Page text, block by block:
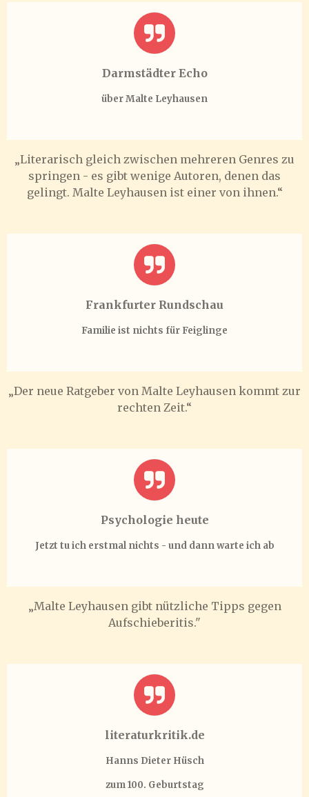
Darmstädter Echo
über Malte Leyhausen
„Literarisch gleich zwischen mehreren Genres zu
springen - es gibt wenige Autoren, denen das
gelingt. Malte Leyhausen ist einer von ihnen.“
Frankfurter Rundschau
Familie ist nichts für Feiglinge
„Der neue Ratgeber von Malte Leyhausen kommt zur
rechten Zeit.“
Psychologie heute
Jetzt tu ich erstmal nichts - und dann warte ich ab
„Malte Leyhausen gibt nützliche Tipps gegen
Aufschieberitis."
literaturkritik.de
Hanns Dieter Hüsch
zum 100. Geburtstag